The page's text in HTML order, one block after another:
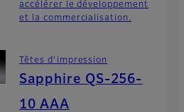
accélérer le développement
et la commercialisation.
Têtes d’impression
Sapphire QS-256-
10 AAA